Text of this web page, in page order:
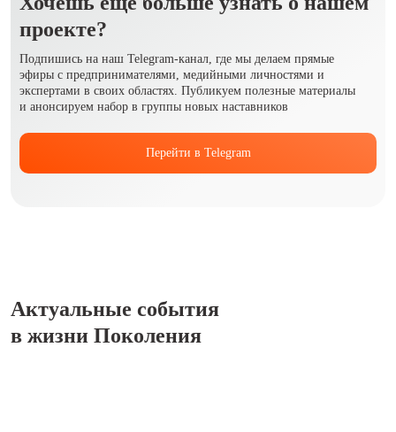
проекте?
Подпишись на наш Telegram-канал, где мы делаем прямые
эфиры с предпринимателями, медийными личностями и
экспертами в своих областях. Публикуем полезные материалы
и анонсируем набор в группы новых наставников
Перейти в Telegram
Актуальные события
в жизни Поколения